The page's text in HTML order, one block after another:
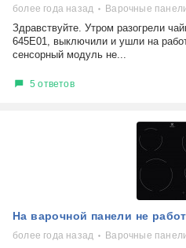
более года назад Варочные
Здравствуйте. Утром разогрели
645E01, выключили и ушли на
сенсорный модуль не...
5 ответов
На варочной панели не
более года назад Варочные